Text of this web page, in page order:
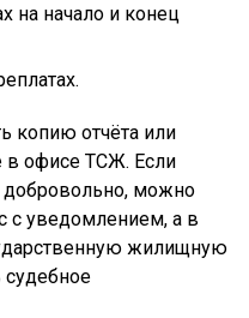
на начало и конец
копию отчёта или
в офисе ТСЖ. Если
добровольно, можно
с уведомлением, а в
жилищную